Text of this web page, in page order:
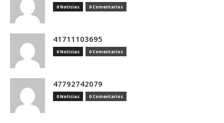
0 Noticias 0 Comentarios
41711103695
0 Noticias 0 Comentarios
47792742079
0 Noticias 0 Comentarios